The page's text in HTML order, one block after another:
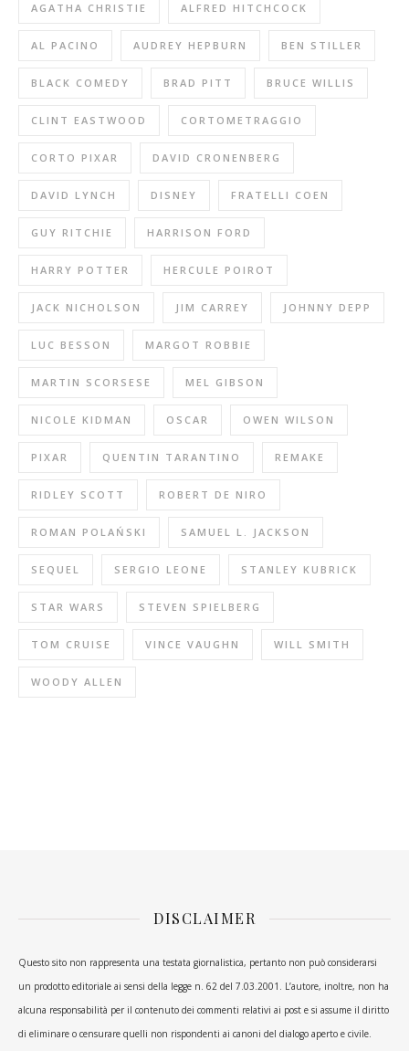
AGATHA CHRISTIE ALFRED HITCHCOCK
AL PACINO AUDREY HEPBURN BEN STILLER
BLACK COMEDY BRAD PITT BRUCE WILLIS
CLINT EASTWOOD CORTOMETRAGGIO
CORTO PIXAR DAVID CRONENBERG
DAVID LYNCH DISNEY FRATELLI COEN
GUY RITCHIE HARRISON FORD
HARRY POTTER HERCULE POIROT
JACK NICHOLSON JIM CARREY JOHNNY DEPP
LUC BESSON MARGOT ROBBIE
MARTIN SCORSESE MEL GIBSON
NICOLE KIDMAN OSCAR OWEN WILSON
PIXAR QUENTIN TARANTINO REMAKE
RIDLEY SCOTT ROBERT DE NIRO
ROMAN POLAŃSKI SAMUEL L. JACKSON
SEQUEL SERGIO LEONE STANLEY KUBRICK
STAR WARS STEVEN SPIELBERG
TOM CRUISE VINCE VAUGHN WILL SMITH
WOODY ALLEN
DISCLAIMER
Questo sito non rappresenta una testata giornalistica, pertanto non può considerarsi
un prodotto editoriale ai sensi della legge n. 62 del 7.03.2001. L’autore, inoltre, non ha
alcuna responsabilità per il contenuto dei commenti relativi ai post e si assume il diritto
di eliminare o censurare quelli non rispondenti ai canoni del dialogo aperto e civile.